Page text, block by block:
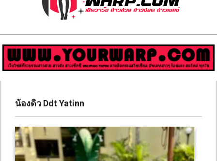
ส่อง
วาร์
ป
สวย
มีชื่อ
เสียง
คน
Navigation
น้องดิว Ddt Yatinn